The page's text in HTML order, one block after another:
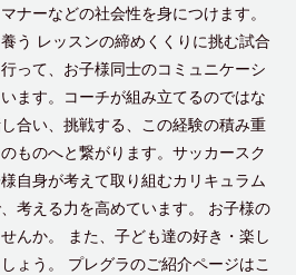
ナーなどの社会性を身につけます。
う レッスンの締めくくりに挑む試合
って、お子様同士のコミュニケーシ
ます。コーチが組み立てるのではな
合い、挑戦する、この経験の積み重
ものへと繋がります。サッカースク
自身が考えて取り組むカリキュラム
考える力を高めています。 お子様の
んか。 また、子ども達の好き・楽し
ょう。 プレグラのご紹介ページはこ